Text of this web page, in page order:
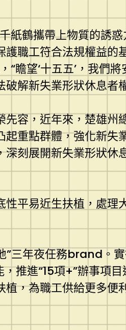
紙鶴攜帶上物質的誘惑
職工符合法規權益的
瞻望‘十五五’，我們
解新失業形狀休息者
先容，近年來，楚雄州
重點群體，強化新失
刻展開新失業形狀休
平易近生扶植，處理
”三年夜任務brand。
推進“15項+”辦事項
，為職工供給更多便